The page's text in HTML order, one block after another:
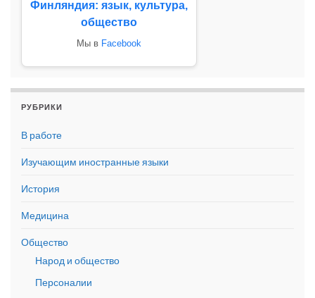
Финляндия: язык, культура,
общество
Мы в Facebook
РУБРИКИ
В работе
Изучающим иностранные языки
История
Медицина
Общество
Народ и общество
Персоналии